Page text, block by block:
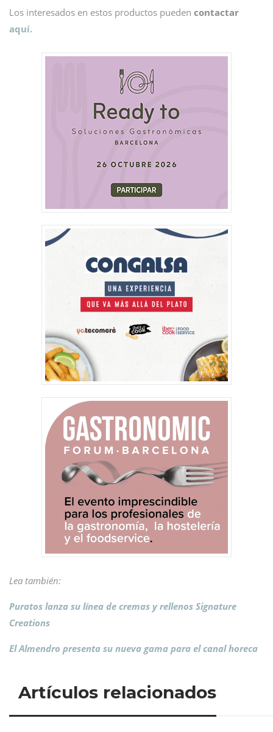
Los interesados en estos productos pueden contactar
aquí.
Lea también:
Puratos lanza su línea de cremas y rellenos Signature
Creations
El Almendro presenta su nueva gama para el canal horeca
Artículos relacionados